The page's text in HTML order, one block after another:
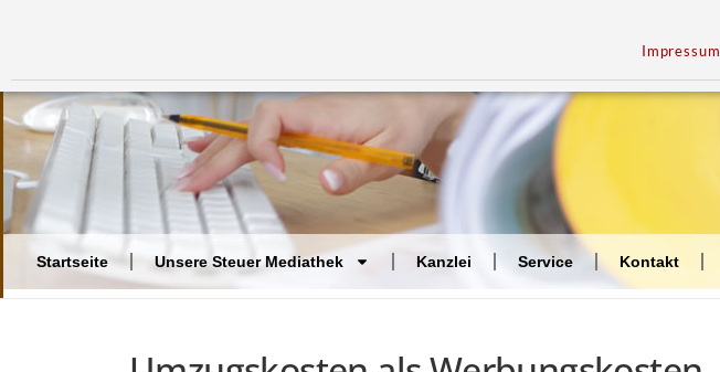
Impressum
Startseite Unsere Steuer Mediathek Kanzlei Service Kontakt